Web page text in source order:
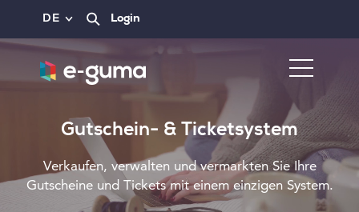
DE Login
Gutschein- & Ticketsystem
Verkaufen, verwalten und vermarkten Sie Ihre
Gutscheine und Tickets mit einem einzigen System.